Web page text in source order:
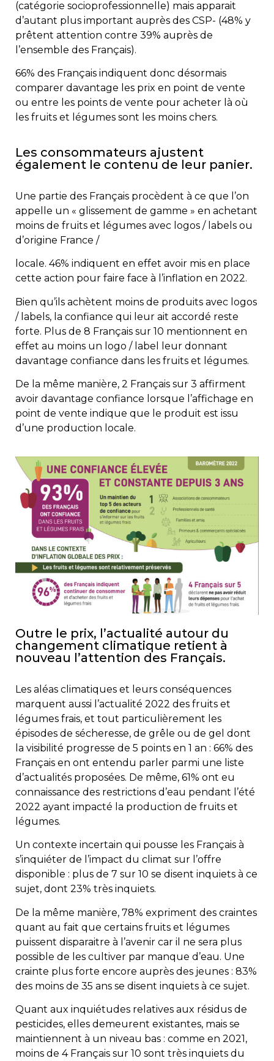
(catégorie socioprofessionnelle) mais apparait
d’autant plus important auprès des CSP- (48% y
prêtent attention contre 39% auprès de
l’ensemble des Français).
66% des Français indiquent donc désormais
comparer davantage les prix en point de vente
ou entre les points de vente pour acheter là où
les fruits et légumes sont les moins chers.
Les consommateurs ajustent
également le contenu de leur panier.
Une partie des Français procèdent à ce que l’on
appelle un « glissement de gamme » en achetant
moins de fruits et légumes avec logos / labels ou
d’origine France /
locale. 46% indiquent en effet avoir mis en place
cette action pour faire face à l’inflation en 2022.
Bien qu’ils achètent moins de produits avec logos
/ labels, la confiance qui leur ait accordé reste
forte. Plus de 8 Français sur 10 mentionnent en
effet au moins un logo / label leur donnant
davantage confiance dans les fruits et légumes.
De la même manière, 2 Français sur 3 affirment
avoir davantage confiance lorsque l’affichage en
point de vente indique que le produit est issu
d’une production locale.
Outre le prix, l’actualité autour du
changement climatique retient à
nouveau l’attention des Français.
Les aléas climatiques et leurs conséquences
marquent aussi l’actualité 2022 des fruits et
légumes frais, et tout particulièrement les
épisodes de sécheresse, de grêle ou de gel dont
la visibilité progresse de 5 points en 1 an : 66% des
Français en ont entendu parler parmi une liste
d’actualités proposées. De même, 61% ont eu
connaissance des restrictions d’eau pendant l’été
2022 ayant impacté la production de fruits et
légumes.
Un contexte incertain qui pousse les Français à
s’inquiéter de l’impact du climat sur l’offre
disponible : plus de 7 sur 10 se disent inquiets à ce
sujet, dont 23% très inquiets.
De la même manière, 78% expriment des craintes
quant au fait que certains fruits et légumes
puissent disparaitre à l’avenir car il ne sera plus
possible de les cultiver par manque d’eau. Une
crainte plus forte encore auprès des jeunes : 83%
des moins de 35 ans se disent inquiets à ce sujet.
Quant aux inquiétudes relatives aux résidus de
pesticides, elles demeurent existantes, mais se
maintiennent à un niveau bas : comme en 2021,
moins de 4 Français sur 10 sont très inquiets du